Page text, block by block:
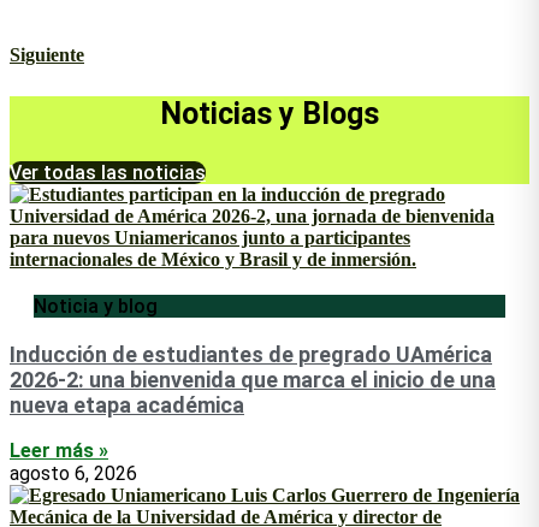
Siguiente
Noticias y Blogs
Ver todas las noticias
Noticia y blog
Inducción de estudiantes de pregrado UAmérica
2026-2: una bienvenida que marca el inicio de una
nueva etapa académica
Leer más »
agosto 6, 2026